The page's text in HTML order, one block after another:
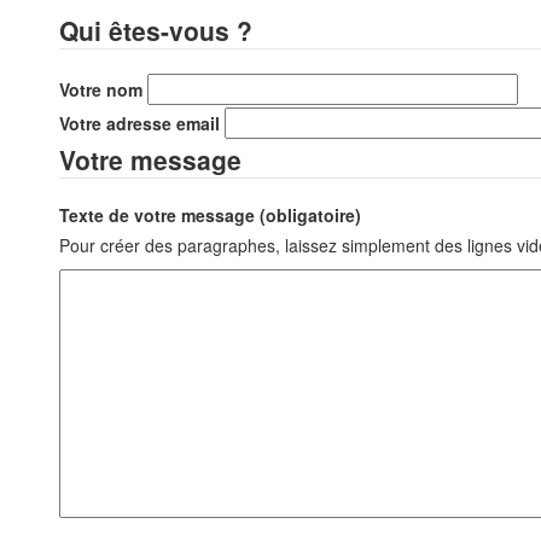
Qui êtes-vous ?
Votre nom
Votre adresse email
Votre message
Texte de votre message (obligatoire)
Pour créer des paragraphes, laissez simplement des lignes